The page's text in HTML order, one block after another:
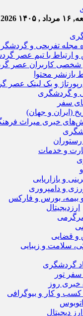
, ۱۴۰۵
مجله تفریحی و
ارتباط با تیم عصر
شخصی کاربران عصر
بازنشر محتوا
رپورتاژ و بک لینک عصر
و گردشگری
سفر
(ایران و جهان)
خبری میراث
رستوران
و خدمات
و بازاریابی
و دامپروری
و بیمه، بورس و فارکس
ارزدیجیتال
و قضایی
سلامت و زیبایی
گردشگری
سفر تور
خبری روز
کسب و کار و بیوگرافی
دیجیتال